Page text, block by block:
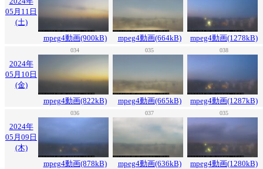
05月11日
(土)
mpeg4動画(900kB)
mpeg4動画(664kB) mpeg4動画(1278kB)
034 035 038
2024年
05月10日
(金)
mpeg4動画(822kB)
mpeg4動画(665kB) mpeg4動画(1287kB)
036 037 035
2024年
05月09日
(木)
mpeg4動画(878kB)
mpeg4動画(636kB) mpeg4動画(1280kB)